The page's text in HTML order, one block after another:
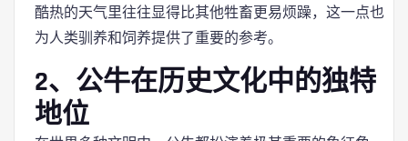
酷热的天气里往往显得比其他牲畜更易烦躁，这一点也
为人类驯养和饲养提供了重要的参考。
2、公牛在历史文化中的独特
地位